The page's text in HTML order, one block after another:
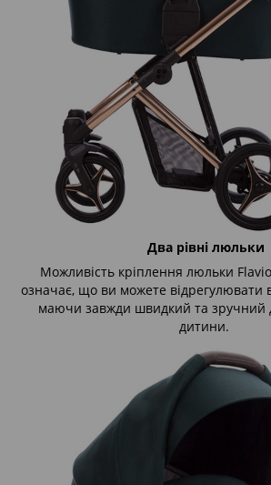
Два рівні люльки
Можливість кріплення люльки
означає, що ви можете відрегулювати
маючи завжди швидкий та зручний
дитини.